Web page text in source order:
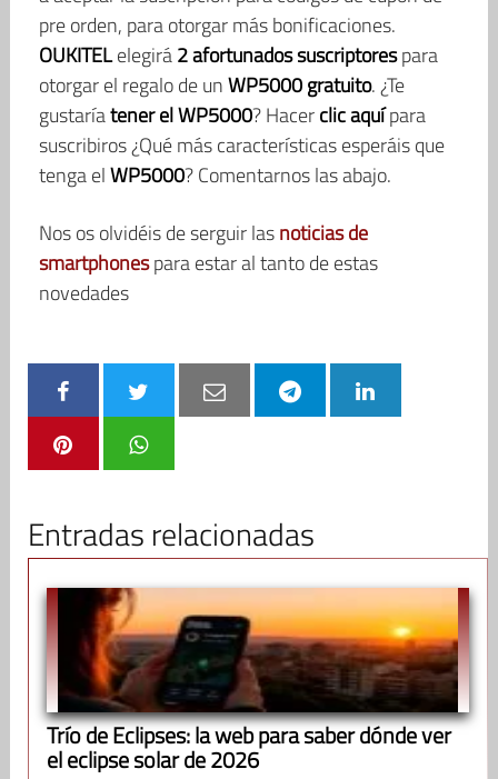
pre orden, para otorgar más bonificaciones.
OUKITELelegirá2 afortunados suscriptorespara
otorgar el regalo de unWP5000 gratuito. ¿Te
gustaríatener el WP5000? Hacerclic aquípara
suscribiros ¿Qué más características esperáis que
tenga elWP5000? Comentarnos las abajo.
Nos os olvidéis de serguir lasnoticias de
smartphonespara estar al tanto de estas
novedades
Entradas relacionadas
Trío de Eclipses: la web para saber dónde ver
el eclipse solar de 2026